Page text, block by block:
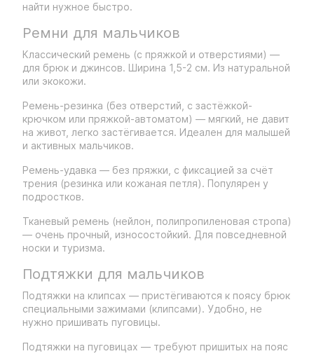
найти нужное быстро.
Ремни для мальчиков
Классический ремень (с пряжкой и отверстиями) —
для брюк и джинсов. Ширина 1,5-2 см. Из натуральной
или экокожи.
Ремень-резинка (без отверстий, с застёжкой-
крючком или пряжкой-автоматом) — мягкий, не давит
на живот, легко застёгивается. Идеален для малышей
и активных мальчиков.
Ремень-удавка — без пряжки, с фиксацией за счёт
трения (резинка или кожаная петля). Популярен у
подростков.
Тканевый ремень (нейлон, полипропиленовая стропа)
— очень прочный, износостойкий. Для повседневной
носки и туризма.
Подтяжки для мальчиков
Подтяжки на клипсах — пристёгиваются к поясу брюк
специальными зажимами (клипсами). Удобно, не
нужно пришивать пуговицы.
Подтяжки на пуговицах — требуют пришитых на пояс